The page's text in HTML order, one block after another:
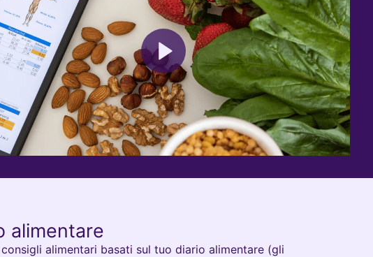
alimentare
alimentari basati sul tuo diario alimentare (gli